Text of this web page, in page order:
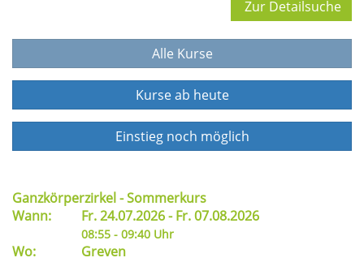
Zur Detailsuche
Alle Kurse
Kurse ab heute
Einstieg noch möglich
Ganzkörperzirkel - Sommerkurs
Wann:
Fr.24.07.2026 -Fr.07.08.2026
08:55 - 09:40 Uhr
Wo:
Greven